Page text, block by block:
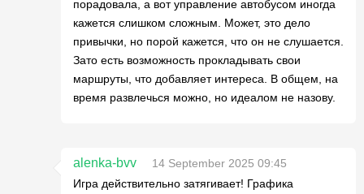
порадовала, а вот управление автобусом иногда
кажется слишком сложным. Может, это дело
привычки, но порой кажется, что он не слушается.
Зато есть возможность прокладывать свои
маршруты, что добавляет интереса. В общем, на
время развлечься можно, но идеалом не назову.
alenka-bvv
14 September 2025 09:45
Игра действительно затягивает! Графика